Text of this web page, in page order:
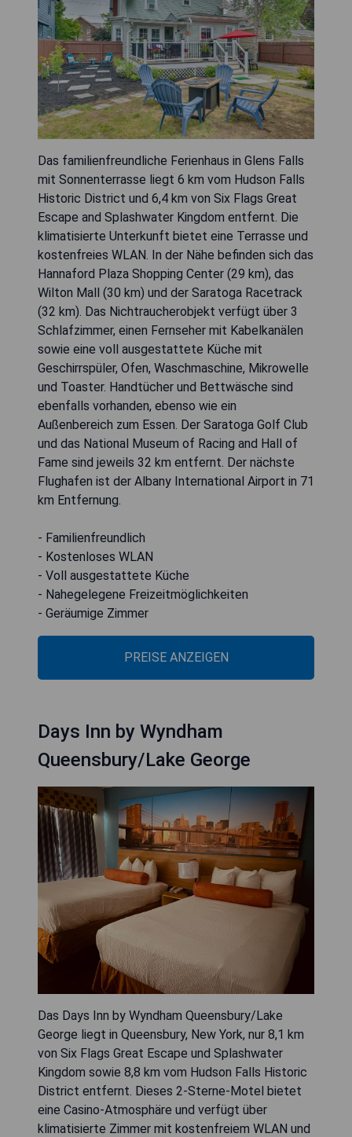
Das familienfreundliche Ferienhaus in Glens Falls
mit Sonnenterrasse liegt 6 km vom Hudson Falls
Historic District und 6,4 km von Six Flags Great
Escape and Splashwater Kingdom entfernt. Die
klimatisierte Unterkunft bietet eine Terrasse und
kostenfreies WLAN. In der Nähe befinden sich das
Hannaford Plaza Shopping Center (29 km), das
Wilton Mall (30 km) und der Saratoga Racetrack
(32 km). Das Nichtraucherobjekt verfügt über 3
Schlafzimmer, einen Fernseher mit Kabelkanälen
sowie eine voll ausgestattete Küche mit
Geschirrspüler, Ofen, Waschmaschine, Mikrowelle
und Toaster. Handtücher und Bettwäsche sind
ebenfalls vorhanden, ebenso wie ein
Außenbereich zum Essen. Der Saratoga Golf Club
und das National Museum of Racing and Hall of
Fame sind jeweils 32 km entfernt. Der nächste
Flughafen ist der Albany International Airport in 71
km Entfernung.
- Familienfreundlich
- Kostenloses WLAN
- Voll ausgestattete Küche
- Nahegelegene Freizeitmöglichkeiten
- Geräumige Zimmer
PREISE ANZEIGEN
Days Inn by Wyndham
Queensbury/Lake George
Das Days Inn by Wyndham Queensbury/Lake
George liegt in Queensbury, New York, nur 8,1 km
von Six Flags Great Escape und Splashwater
Kingdom sowie 8,8 km vom Hudson Falls Historic
District entfernt. Dieses 2-Sterne-Motel bietet
eine Casino-Atmosphäre und verfügt über
klimatisierte Zimmer mit kostenfreiem WLAN und